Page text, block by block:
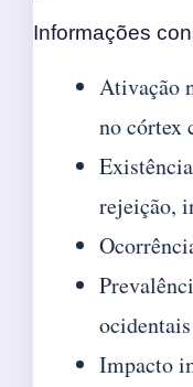
Informações
Ativação
no córtex
rejeição,
ocidentais
Impacto